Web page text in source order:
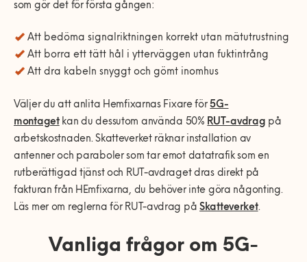
som gör det för första gången:
Att bedöma signalriktningen korrekt utan mätutrustning
Att borra ett tätt hål i ytterväggen utan fuktintrång
Att dra kabeln snyggt och gömt inomhus
Väljer du att anlita Hemfixarnas Fixare för5G-
montagetkan du dessutom använda 50% RUT-avdrag på
arbetskostnaden. Skatteverket räknar installation av
antenner och paraboler som tar emot datatrafik som en
rutberättigad tjänst och RUT-avdraget dras direkt på
fakturan från HEmfixarna, du behöver inte göra någonting.
Läs mer om reglerna för RUT-avdrag påSkatteverket.
Vanliga frågor om 5G-